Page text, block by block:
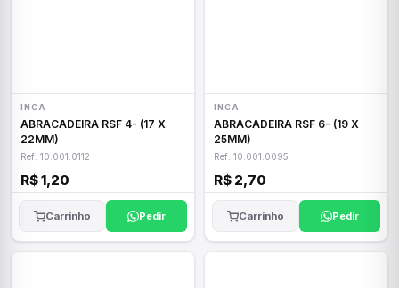
INCA
ABRACADEIRA RSF 4- (17 X
22MM)
Ref: 10.001.0112
R$ 1,20
Carrinho Pedir
INCA
ABRACADEIRA RSF 6- (19 X
25MM)
Ref: 10.001.0095
R$ 2,70
Carrinho Pedir